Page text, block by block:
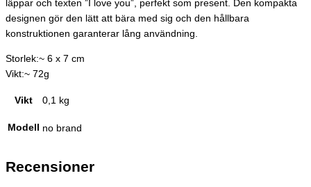
läppar och texten ”I love you”, perfekt som present. Den kompakta
designen gör den lätt att bära med sig och den hållbara
konstruktionen garanterar lång användning.
Storlek:~ 6 x 7 cm
Vikt:~ 72g
Vikt 0,1 kg
Modell no brand
Recensioner